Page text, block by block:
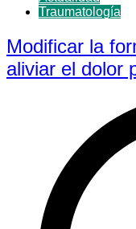
Traumatología
Modificar la
aliviar el dolor